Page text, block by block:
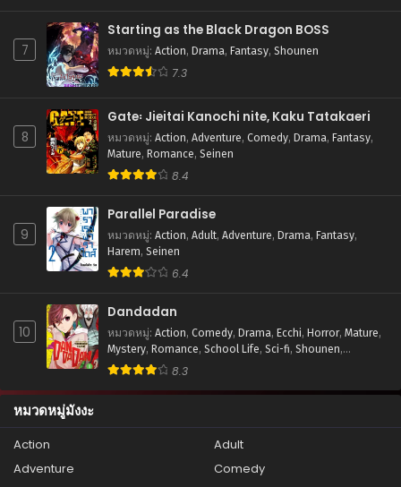
7
Starting as the Black Dragon BOSS
หมวดหมู่: Action, Drama, Fantasy, Shounen
7.3
8
Gate꞉ Jieitai Kanochi nite, Kaku Tatakaeri
หมวดหมู่: Action, Adventure, Comedy, Drama, Fantasy,
Mature, Romance, Seinen
8.4
9
Parallel Paradise
หมวดหมู่: Action, Adult, Adventure, Drama, Fantasy,
Harem, Seinen
6.4
10
Dandadan
หมวดหมู่: Action, Comedy, Drama, Ecchi, Horror, Mature,
Mystery, Romance, School Life, Sci-fi, Shounen,
Supernatural 8.3
หมวดหมู่มังงะ
Action
Adult
Adventure
Comedy